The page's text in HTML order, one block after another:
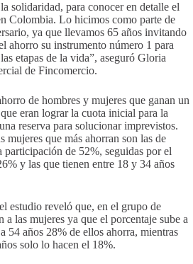
solidaridad, para conocer en detalle el
Colombia. Lo hicimos como parte de
ya que llevamos 65 años invitando
ahorro su instrumento número 1 para
etapas de la vida”, aseguró Gloria
de Fincomercio.
de hombres y mujeres que ganan un
eran lograr la cuota inicial para la
reserva para solucionar imprevistos.
mujeres que más ahorran son las de
participación de 52%, seguidas por el
y las que tienen entre 18 y 34 años
estudio reveló que, en el grupo de
a las mujeres ya que el porcentaje sube a
54 años 28% de ellos ahorra, mientras
solo lo hacen el 18%.